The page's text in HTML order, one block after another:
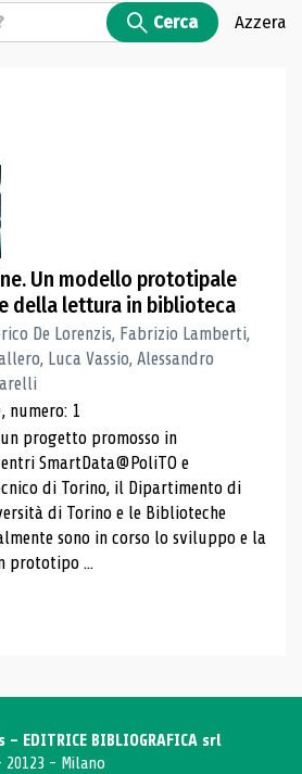
Cerca Azzera
ricerca
Un modello prototipale
della lettura in biblioteca
De Lorenzis, Fabrizio Lamberti,
Luca Vassio, Alessandro
numero: 1
progetto promosso in
SmartData@PoliTO e
di Torino, il Dipartimento di
di Torino e le Biblioteche
sono in corso lo sviluppo e la
prototipo ...
BIBLIOGRAFICA srl
20123 - Milano